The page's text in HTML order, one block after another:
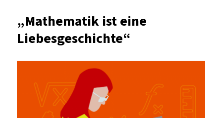
Exzellenzcluster
MATH+?
„Mathematik ist eine
Liebesgeschichte“